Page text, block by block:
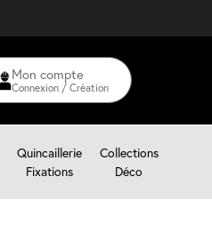
Mon compte
Connexion / Création
Quincaillerie
Fixations
Collections
Déco